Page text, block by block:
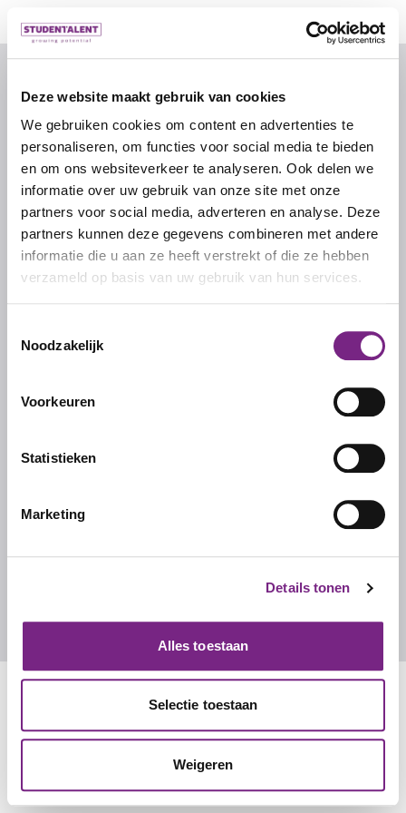
Deze website maakt gebruik van cookies
We gebruiken cookies om content en advertenties te
personaliseren, om functies voor social media te bieden
en om ons websiteverkeer te analyseren. Ook delen we
informatie over uw gebruik van onze site met onze
partners voor social media, adverteren en analyse. Deze
partners kunnen deze gegevens combineren met andere
informatie die u aan ze heeft verstrekt of die ze hebben
verzameld op basis van uw gebruik van hun services.
Noodzakelijk
Voorkeuren
Statistieken
Marketing
Details tonen
Alles toestaan
Selectie toestaan
Weigeren
© 2026 door studentalent.nl
IK ZOEK WERK
Inschrijven als uitzendkracht
IK ZOEK PERSONEEL
Inschrijven als werkgever
STUDENTALENT
010 270 7090